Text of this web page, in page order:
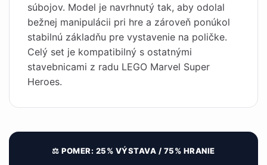
súbojov. Model je navrhnutý tak, aby odolal
bežnej manipulácii pri hre a zároveň ponúkol
stabilnú základňu pre vystavenie na poličke.
Celý set je kompatibilný s ostatnými
stavebnicami z radu LEGO Marvel Super
Heroes.
⚖️ POMER: 25% VÝSTAVA / 75% HRANIE